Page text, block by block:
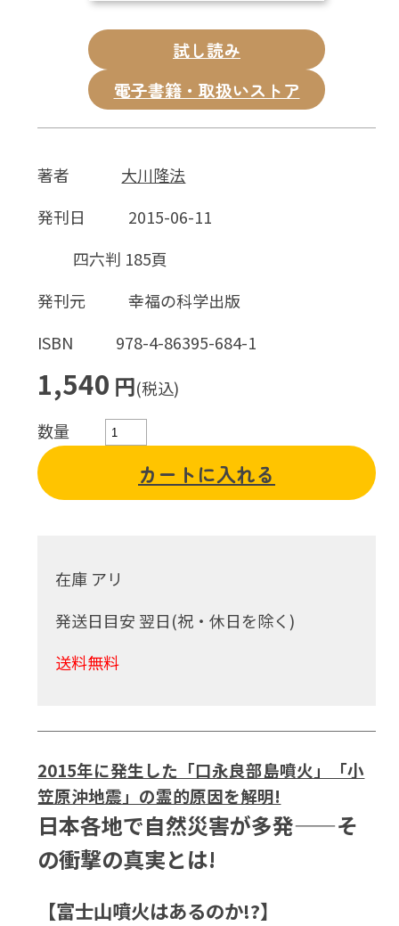
試し読み
電子書籍・取扱いストア
著者
大川隆法
発刊日
2015-06-11
四六判 185頁
発刊元
幸福の科学出版
ISBN
978-4-86395-684-1
1,540 円(税込)
数量
カートに入れる
在庫 アリ
発送日目安 翌日(祝・休日を除く)
送料無料
2015年に発生した「口永良部島噴火」「小
笠原沖地震」の霊的原因を解明!
日本各地で自然災害が多発——そ
の衝撃の真実とは!
【富士山噴火はあるのか!?】